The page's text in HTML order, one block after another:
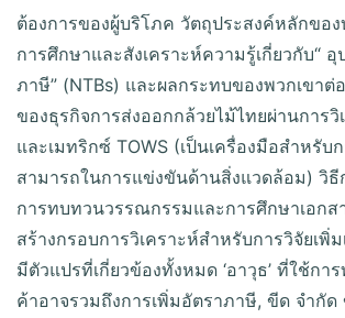
ต้องการของผู้บริโภค วัตถุประสงค์หลักขอ
การศึกษาและสังเคราะห์ความรู้เกี่ยวกับ“
ภาษี” (NTBs) และผลกระทบของพวกเขาต่
ของธุรกิจการส่งออกกล้วยไม้ไทยผ่านการวิ
และเมทริกซ์ TOWS (เป็นเครื่องมือสำหรับ
สามารถในการแข่งขันด้านสิ่งแวดล้อม) วิธี
การทบทวนวรรณกรรมและการศึกษาเอกส
สร้างกรอบการวิเคราะห์สำหรับการวิจัยเพิ่
มีตัวแปรที่เกี่ยวข้องทั้งหมด ‘อาวุธ’ ที่ใช้กา
ค้าอาจรวมถึงการเพิ่มอัตราภาษี, ขีด จำกัด